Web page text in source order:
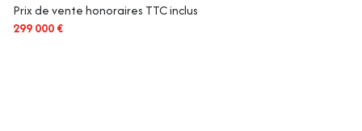
Prix de vente honoraires TTC inclus
299 000 €